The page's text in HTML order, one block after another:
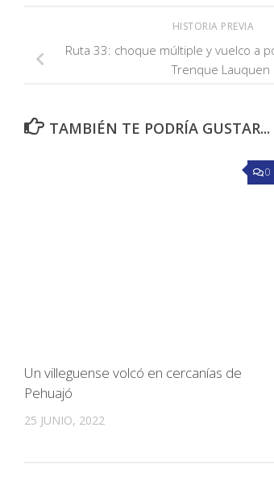
HISTORIA PREVIA
Ruta 33: choque múltiple y vuelco a
Trenque Lauquen
TAMBIÉN TE PODRÍA GUSTAR...
0
Un villeguense volcó en cercanías de
Pehuajó
25 JUNIO, 2022